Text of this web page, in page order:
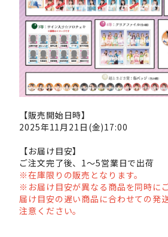
【販売開始日時】
2025年11月21日(金)17:00
【お届け目安】
ご注文完了後、1～5営業日で出荷
※在庫限りの販売となります。
※お届け目安が異なる商品を同時に
届け目安の遅い商品に合わせての発
注意ください。